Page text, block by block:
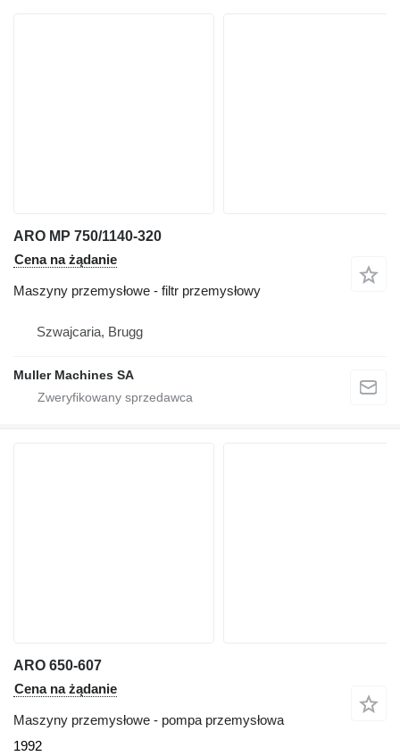
ARO MP 750/1140-320
Cena na żądanie
Maszyny przemysłowe - filtr przemysłowy
Szwajcaria, Brugg
Muller Machines SA
ARO 650-607
Cena na żądanie
Maszyny przemysłowe - pompa przemysłowa
1992